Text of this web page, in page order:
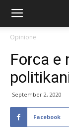
Opinione
Forca e
September 2, 2020
Facebook